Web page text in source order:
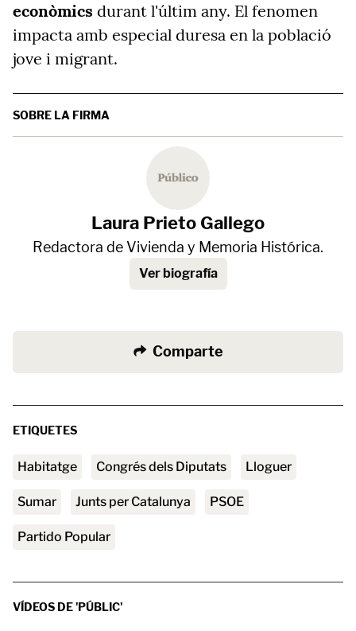
econòmics durant l'últim any. El fenomen
impacta amb especial duresa en la població
jove i migrant.
SOBRE LA FIRMA
Laura Prieto Gallego
Redactora de Vivienda y Memoria Histórica.
Ver biografía
Comparte
ETIQUETES
habitatge Congrés dels Diputats lloguer
Sumar Junts per Catalunya PSOE
Partido Popular
VÍDEOS DE 'PÚBLIC'